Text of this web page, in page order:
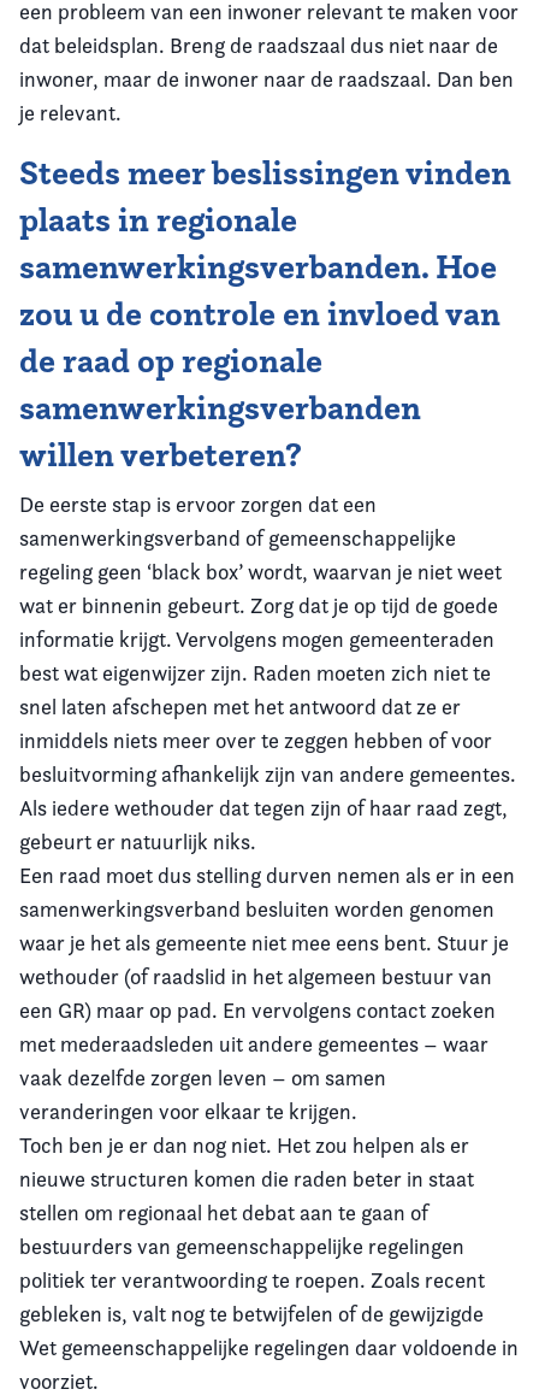
een probleem van een inwoner relevant te maken voor
dat beleidsplan. Breng de raadszaal dus niet naar de
inwoner, maar de inwoner naar de raadszaal. Dan ben
je relevant.
Steeds meer beslissingen vinden
plaats in regionale
samenwerkingsverbanden. Hoe
zou u de controle en invloed van
de raad op regionale
samenwerkingsverbanden
willen verbeteren?
De eerste stap is ervoor zorgen dat een
samenwerkingsverband of gemeenschappelijke
regeling geen ‘black box’ wordt, waarvan je niet weet
wat er binnenin gebeurt. Zorg dat je op tijd de goede
informatie krijgt. Vervolgens mogen gemeenteraden
best wat eigenwijzer zijn. Raden moeten zich niet te
snel laten afschepen met het antwoord dat ze er
inmiddels niets meer over te zeggen hebben of voor
besluitvorming afhankelijk zijn van andere gemeentes.
Als iedere wethouder dat tegen zijn of haar raad zegt,
gebeurt er natuurlijk niks.
Een raad moet dus stelling durven nemen als er in een
samenwerkingsverband besluiten worden genomen
waar je het als gemeente niet mee eens bent. Stuur je
wethouder (of raadslid in het algemeen bestuur van
een GR) maar op pad. En vervolgens contact zoeken
met mederaadsleden uit andere gemeentes – waar
vaak dezelfde zorgen leven – om samen
veranderingen voor elkaar te krijgen.
Toch ben je er dan nog niet. Het zou helpen als er
nieuwe structuren komen die raden beter in staat
stellen om regionaal het debat aan te gaan of
bestuurders van gemeenschappelijke regelingen
politiek ter verantwoording te roepen. Zoals recent
gebleken is, valt nog te betwijfelen of de gewijzigde
Wet gemeenschappelijke regelingen daar voldoende in
voorziet.